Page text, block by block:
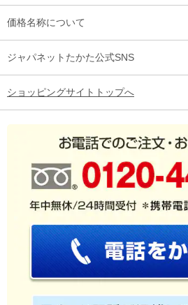
価格名称について
ジャパネットたかた公式SNS
ショッピングサイトトップへ